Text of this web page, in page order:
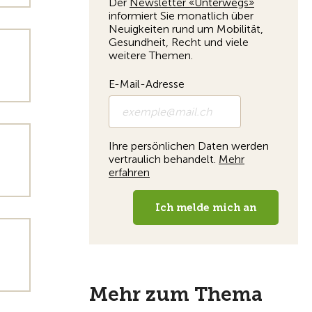
Mehr zum Thema